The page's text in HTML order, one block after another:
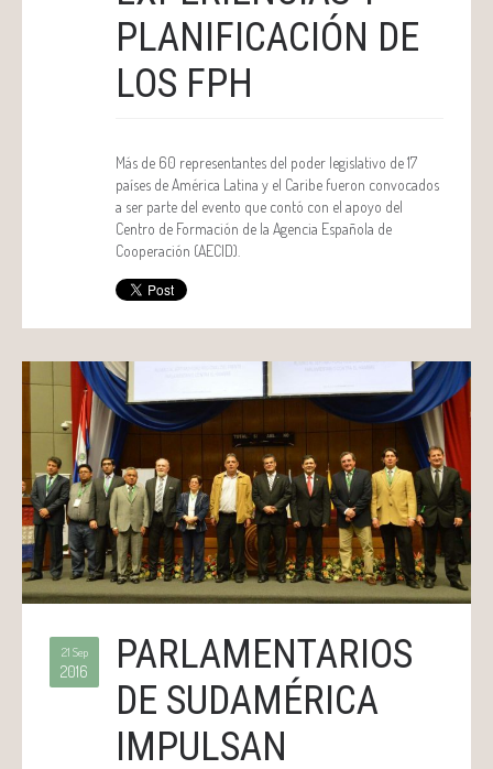
PLANIFICACIÓN DE
LOS FPH
Más de 60 representantes del poder legislativo de 17
países de América Latina y el Caribe fueron convocados
a ser parte del evento que contó con el apoyo del
Centro de Formación de la Agencia Española de
Cooperación (AECID).
21 Sep
2016
PARLAMENTARIOS
DE SUDAMÉRICA
IMPULSAN